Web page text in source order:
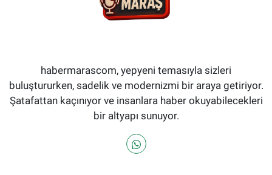
habermarascom, yepyeni temasıyla sizleri
buluştururken, sadelik ve modernizmi bir araya getiriyor.
Şatafattan kaçınıyor ve insanlara haber okuyabilecekleri
bir altyapı sunuyor.